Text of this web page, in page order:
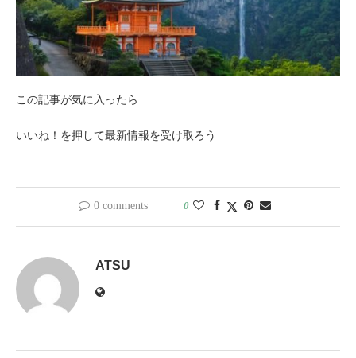
この記事が気に入ったら
いいね！を押して最新情報を受け取ろう
0 comments 0
ATSU